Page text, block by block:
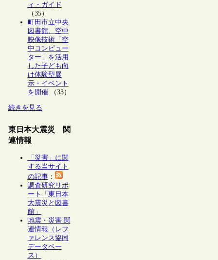
ィ・ガイド
（35）
町田市立中央
図書館、空中
映像技術「空
中コンピュー
ター」を活用
した子ども向
け体験型展
示・イベント
を開催（33）
続きを見る
東日本大震災 関
連情報
「災害」に関
する当サイト
の記事：
調査研究リポ
ート「東日本
大震災と図書
館」
地震・災害 関
連情報（レフ
ァレンス協同
データベー
ス）